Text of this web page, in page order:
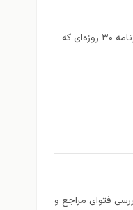
تمرین در خانه بدون تجهیزات: برنامه ۳۰ روزه‌ای که
فتوای مراجع و